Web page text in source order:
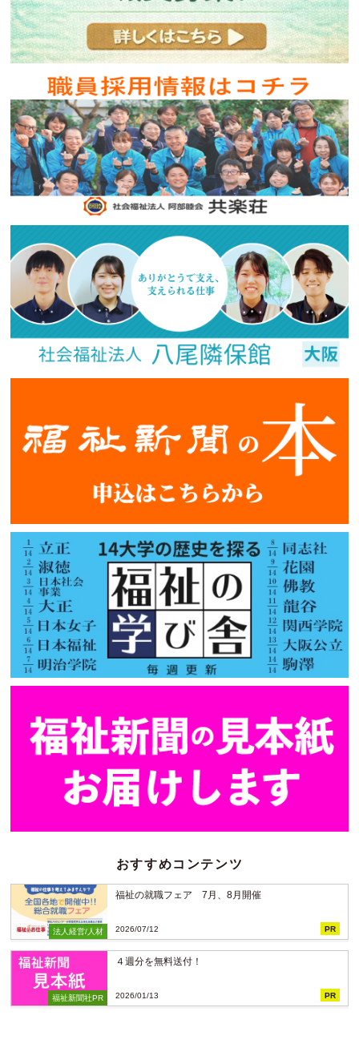
おすすめコンテンツ
法人経営/人材
福祉の就職フェア 7月、8月開催
2026/07/12 PR
福祉新聞社PR
４週分を無料送付！
2026/01/13 PR